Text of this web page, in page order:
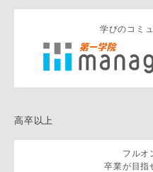
学びのコミ
高卒以上
フルオ
卒業が目指